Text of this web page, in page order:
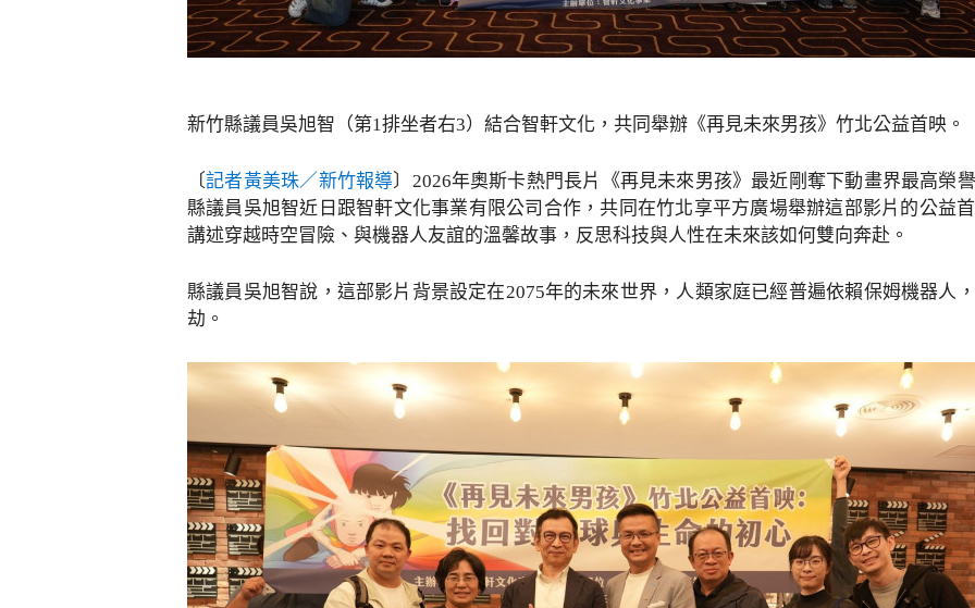
新竹縣議員吳旭智（第1排坐者右3）結合智軒文化，共同舉辦《再見未來男孩》竹北公益首映。
〔記者黃美珠／新竹報導〕2026年奧斯卡熱門長片《再見未來男孩》最近剛奪下動畫界最高榮
縣議員吳旭智近日跟智軒文化事業有限公司合作，共同在竹北享平方廣場舉辦這部影片的公益
講述穿越時空冒險、與機器人友誼的溫馨故事，反思科技與人性在未來該如何雙向奔赴。
縣議員吳旭智說，這部影片背景設定在2075年的未來世界，人類家庭已經普遍依賴保姆機器人
劫。